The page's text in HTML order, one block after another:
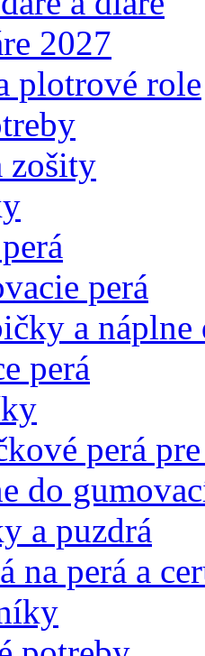
2027
plotrové role
zošity
perá
a náplne
perá
perá
do
a puzdrá
na perá a